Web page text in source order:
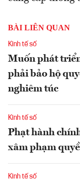
BÀI LIÊN QUAN
Kinh tế số
Muốn phát
phải bảo hộ
nghiêm túc
Kinh tế số
Phạt hành
xâm phạm
Kinh tế số